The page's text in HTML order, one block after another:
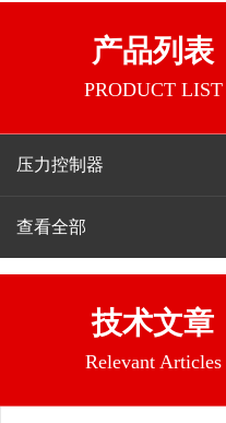
产品列表
PRODUCT LIST
压力控制器
查看全部
技术文章
Relevant Articles